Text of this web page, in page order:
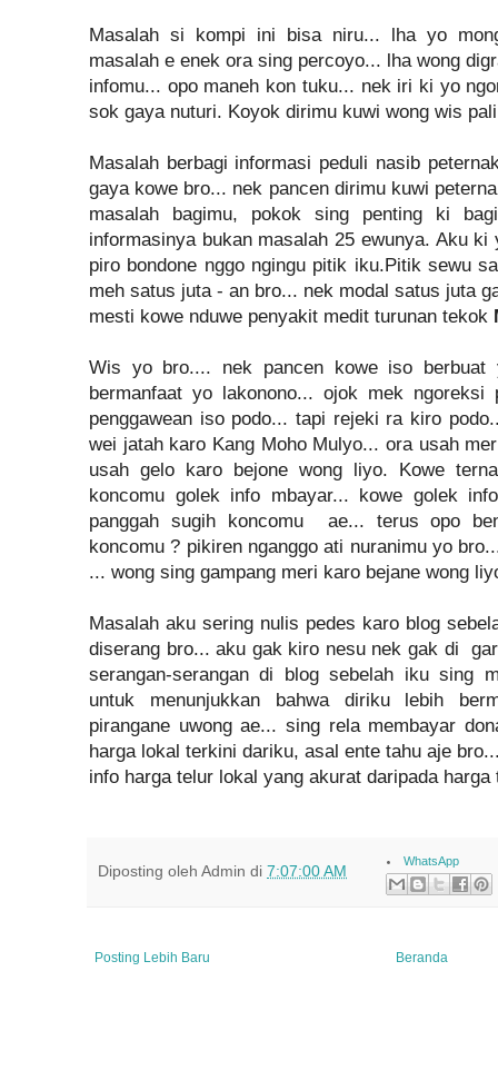
Masalah si kompi ini bisa niru... lha yo
masalah e enek ora sing percoyo... lha wong
infomu... opo maneh kon tuku... nek iri ki yo
sok gaya nuturi. Koyok dirimu kuwi wong wis
Masalah berbagi informasi peduli nasib
gaya kowe bro... nek pancen dirimu kuwi
masalah bagimu, pokok sing penting ki
informasinya bukan masalah 25 ewunya. Aku
piro bondone nggo ngingu pitik iku.Pitik sewu
meh satus juta - an bro... nek modal satus juta
mesti kowe nduwe penyakit medit turunan tekok
Wis yo bro.... nek pancen kowe iso berbuat
bermanfaat yo lakonono... ojok mek ngoreksi
penggawean iso podo... tapi rejeki ra kiro
wei jatah karo Kang Moho Mulyo... ora usah
usah gelo karo bejone wong liyo. Kowe
koncomu golek info mbayar... kowe golek
panggah sugih koncomu ae... terus opo
koncomu ? pikiren nganggo ati nuranimu yo
... wong sing gampang meri karo bejane wong
Masalah aku sering nulis pedes karo blog
diserang bro... aku gak kiro nesu nek gak di
serangan-serangan di blog sebelah iku sing
untuk menunjukkan bahwa diriku lebih
pirangane uwong ae... sing rela membayar
harga lokal terkini dariku, asal ente tahu aje
info harga telur lokal yang akurat daripada
Diposting oleh Admin di 7:07:00 AM
WhatsApp
Posting Lebih Baru Beranda